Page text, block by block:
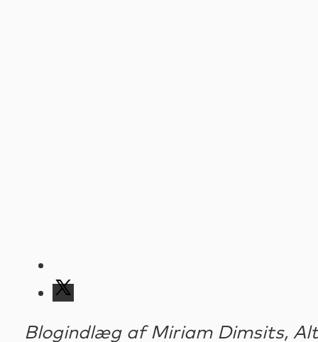
Blogindlæg af Miriam Dimsits,